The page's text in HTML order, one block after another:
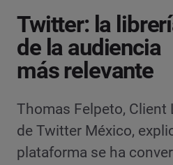
Twitter: la
de la audiencia
más relevante
Thomas Felpeto, Client
de Twitter México,
plataforma se ha